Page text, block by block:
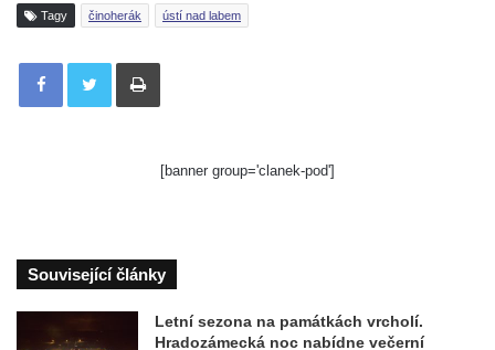
Tagy činoherák ústí nad labem
Tisknout
[banner group='clanek-pod']
Související články
Letní sezona na památkách vrcholí.
Hradozámecká noc nabídne večerní